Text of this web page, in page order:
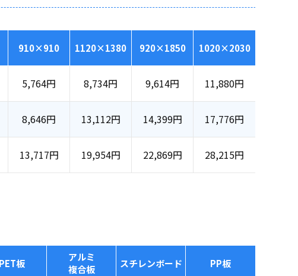
910×910 1120×1380 920×1850 1020×2030
5,764円 8,734円 9,614円 11,880円
8,646円 13,112円 14,399円 17,776円
13,717円 19,954円 22,869円 28,215円
PET板
アルミ
複合板
スチレンボード PP板